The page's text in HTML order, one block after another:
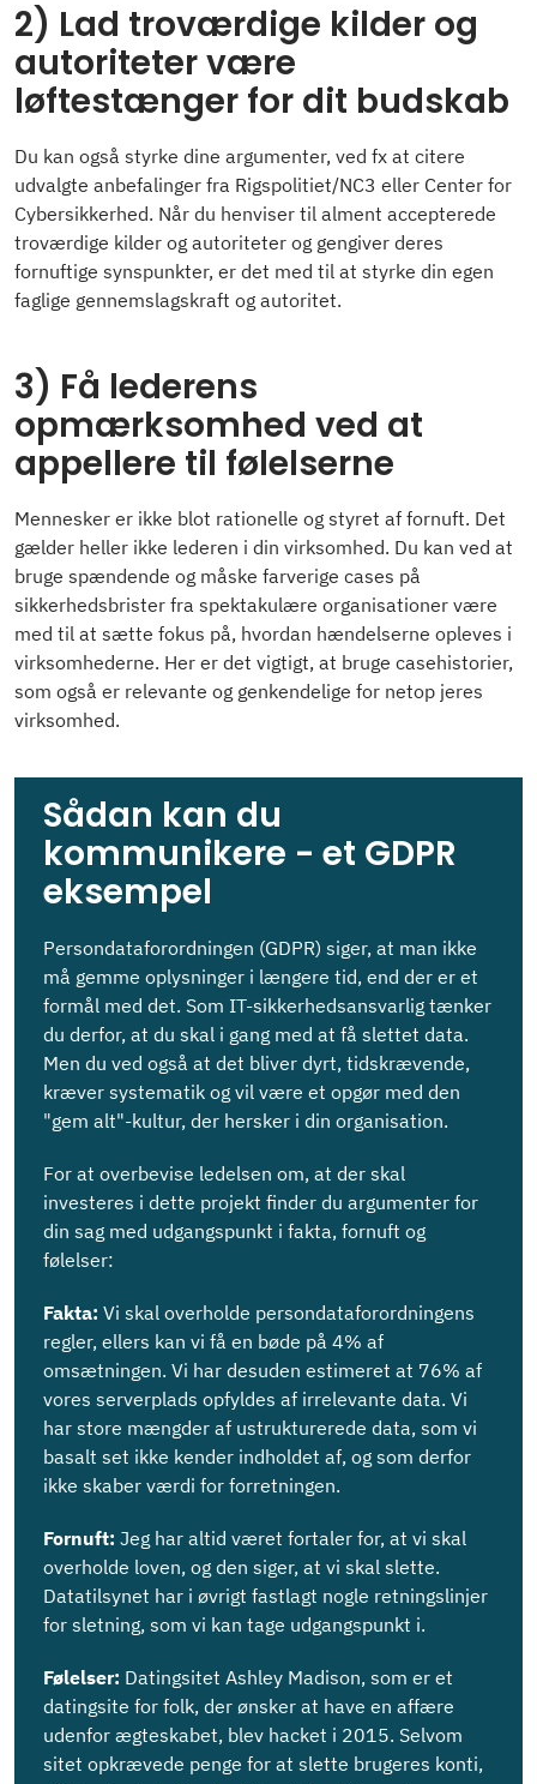
2) Lad troværdige kilder og
autoriteter være
løftestænger for dit budskab
Du kan også styrke dine argumenter, ved fx at citere
udvalgte anbefalinger fra Rigspolitiet/NC3 eller Center for
Cybersikkerhed. Når du henviser til alment accepterede
troværdige kilder og autoriteter og gengiver deres
fornuftige synspunkter, er det med til at styrke din egen
faglige gennemslagskraft og autoritet.
3) Få lederens
opmærksomhed ved at
appellere til følelserne
Mennesker er ikke blot rationelle og styret af fornuft. Det
gælder heller ikke lederen i din virksomhed. Du kan ved at
bruge spændende og måske farverige cases på
sikkerhedsbrister fra spektakulære organisationer være
med til at sætte fokus på, hvordan hændelserne opleves i
virksomhederne. Her er det vigtigt, at bruge casehistorier,
som også er relevante og genkendelige for netop jeres
virksomhed.
Sådan kan du
kommunikere - et GDPR
eksempel
Persondataforordningen (GDPR) siger, at man ikke
må gemme oplysninger i længere tid, end der er et
formål med det. Som IT-sikkerhedsansvarlig tænker
du derfor, at du skal i gang med at få slettet data.
Men du ved også at det bliver dyrt, tidskrævende,
kræver systematik og vil være et opgør med den
"gem alt"-kultur, der hersker i din organisation.
For at overbevise ledelsen om, at der skal
investeres i dette projekt finder du argumenter for
din sag med udgangspunkt i fakta, fornuft og
følelser:
Fakta: Vi skal overholde persondataforordningens
regler, ellers kan vi få en bøde på 4% af
omsætningen. Vi har desuden estimeret at 76% af
vores serverplads opfyldes af irrelevante data. Vi
har store mængder af ustrukturerede data, som vi
basalt set ikke kender indholdet af, og som derfor
ikke skaber værdi for forretningen.
Fornuft: Jeg har altid været fortaler for, at vi skal
overholde loven, og den siger, at vi skal slette.
Datatilsynet har i øvrigt fastlagt nogle retningslinjer
for sletning, som vi kan tage udgangspunkt i.
Følelser: Datingsitet Ashley Madison, som er et
datingsite for folk, der ønsker at have en affære
udenfor ægteskabet, blev hacket i 2015. Selvom
sitet opkrævede penge for at slette brugeres konti,